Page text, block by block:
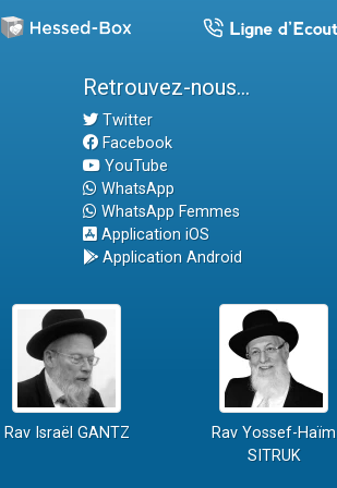
Retrouvez-nous...
Twitter
Facebook
YouTube
WhatsApp
WhatsApp Femmes
Application iOS
Application Android
Rav Israël GANTZ
Rav Yossef-Haïm
SITRUK